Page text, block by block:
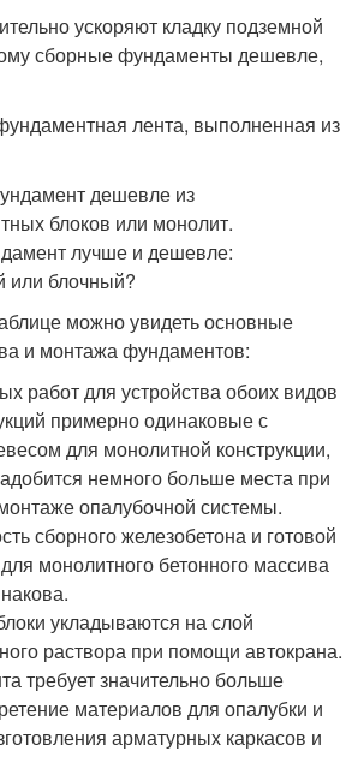
ускоряют кладку подземной
сборные фундаменты дешевле,
лента, выполненная из
можно увидеть основные
и монтажа фундаментов:
работ для устройства обоих видов
примерно одинаковые с
для монолитной конструкции,
немного больше места при
опалубочной системы.
сборного железобетона и готовой
монолитного бетонного массива
укладываются на слой
раствора при помощи автокрана.
требует значительно больше
материалов для опалубки и
арматурных каркасов и